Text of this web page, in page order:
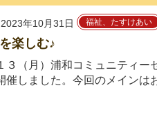
年10月31日 福祉、たすけあい
楽しむ♪
３（月）浦和コミュニティー
催しました。今回のメインは